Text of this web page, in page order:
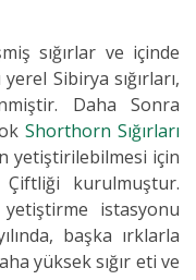
sığırlar ve içinde
Sibirya sığırları,
Daha Sonra
Shorthorn Sığırları
yetiştirilebilmesi için
kurulmuştur.
yetiştirme istasyonu
başka ırklarla
yüksek sığır eti ve